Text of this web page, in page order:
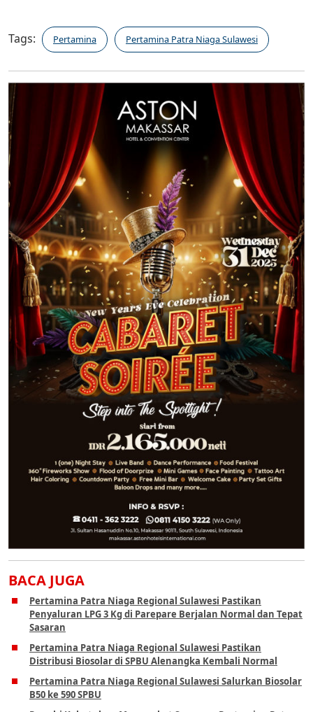
Tags: Pertamina Pertamina Patra Niaga Sulawesi
BACA JUGA
Pertamina Patra Niaga Regional Sulawesi Pastikan
Penyaluran LPG 3 Kg di Parepare Berjalan Normal dan Tepat
Sasaran
Pertamina Patra Niaga Regional Sulawesi Pastikan
Distribusi Biosolar di SPBU Alenangka Kembali Normal
Pertamina Patra Niaga Regional Sulawesi Salurkan Biosolar
B50 ke 590 SPBU